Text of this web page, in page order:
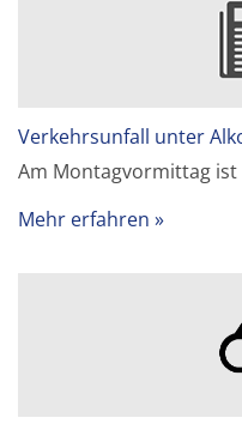
Verkehrsunfall unter
Am Montagvormittag
Mehr erfahren